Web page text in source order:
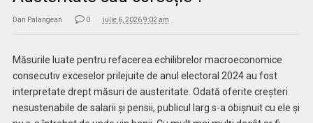
Dan Palangean 0 iulie 6, 2026 9:02 am
Măsurile luate pentru refacerea echilibrelor macroeconomice
consecutiv exceselor prilejuite de anul electoral 2024 au fost
interpretate drept măsuri de austeritate. Odată oferite creșteri
nesustenabile de salarii și pensii, publicul larg s-a obișnuit cu ele și